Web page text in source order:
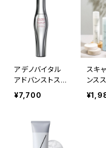
アデノバイタル
アドバンストスカ
ルプエッセンス 1
80mL≪医薬部
¥7,700
スキ
ンス
0g ≪
ディ